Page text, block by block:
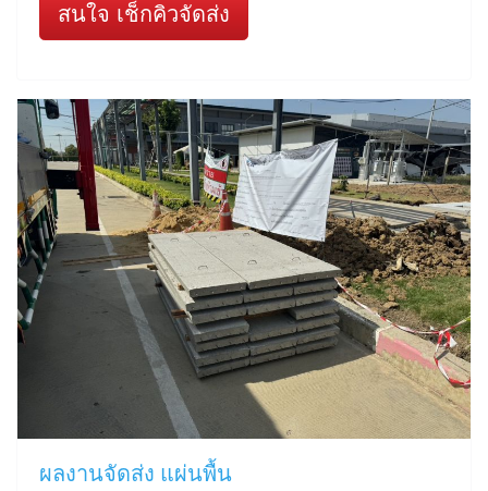
สนใจ เช็กคิวจัดส่ง
ผลงานจัดส่ง แผ่นพื้น